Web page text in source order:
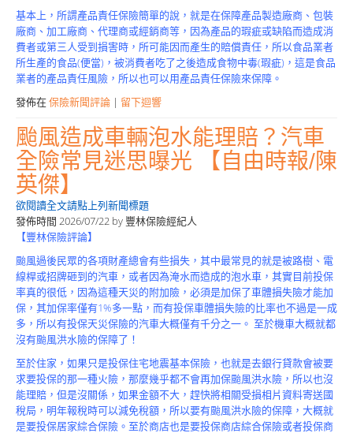
基本上，所謂產品責任保險簡單的說，就是在保障產品製造廠商、包裝
廠商、加工廠商、代理商或經銷商等，因為產品的瑕疵或缺陷而造成消
費者或第三人受到損害時，所可能因而產生的賠償責任，所以食品業者
所生產的食品(便當)，被消費者吃了之後造成食物中毒(瑕疵)，這是食品
業者的產品責任風險，所以也可以用產品責任保險來保障。
發佈在保險新聞評論 | 留下迴響
颱風造成車輛泡水能理賠？汽車
全險常見迷思曝光 【自由時報/陳
英傑】
欲閱讀全文請點上列新聞標題
發佈時間 2026/07/22 by 豐林保險經紀人
【豐林保險評論】
颱風過後民眾的各項財產總會有些損失，其中最常見的就是被路樹、電
線桿或招牌砸到的汽車，或者因為淹水而造成的泡水車，其實目前投保
率真的很低，因為這種天災的附加險，必須是加保了車體損失險才能加
保，其加保率僅有1%多一點，而有投保車體損失險的比率也不過是一成
多，所以有投保天災保險的汽車大概僅有千分之一。 至於機車大概就都
沒有颱風洪水險的保障了！
至於住家，如果只是投保住宅地震基本保險，也就是去銀行貸款會被要
求要投保的那一種火險，那麼幾乎都不會再加保颱風洪水險，所以也沒
能理賠，但是沒關係，如果金額不大，趕快將相關受損相片資料寄送國
稅局，明年報稅時可以減免稅額，所以要有颱風洪水險的保障，大概就
是要投保居家綜合保險。至於商店也是要投保商店綜合保險或者投保商